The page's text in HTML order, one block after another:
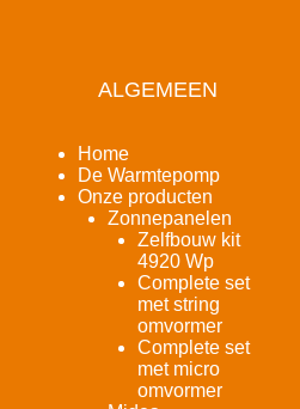
ALGEMEEN
Home
De Warmtepomp
Onze producten
Zonnepanelen
Zelfbouw kit
4920 Wp
Complete set
met string
omvormer
Complete set
met micro
omvormer